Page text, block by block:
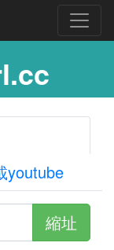
youtube
縮址